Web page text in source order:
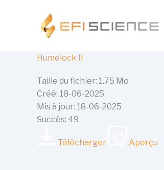
Humelock II
Taille du fichier: 1.75 Mo
Créé: 18-06-2025
Mis à jour: 18-06-2025
Succès: 49
Télécharger Aperçu